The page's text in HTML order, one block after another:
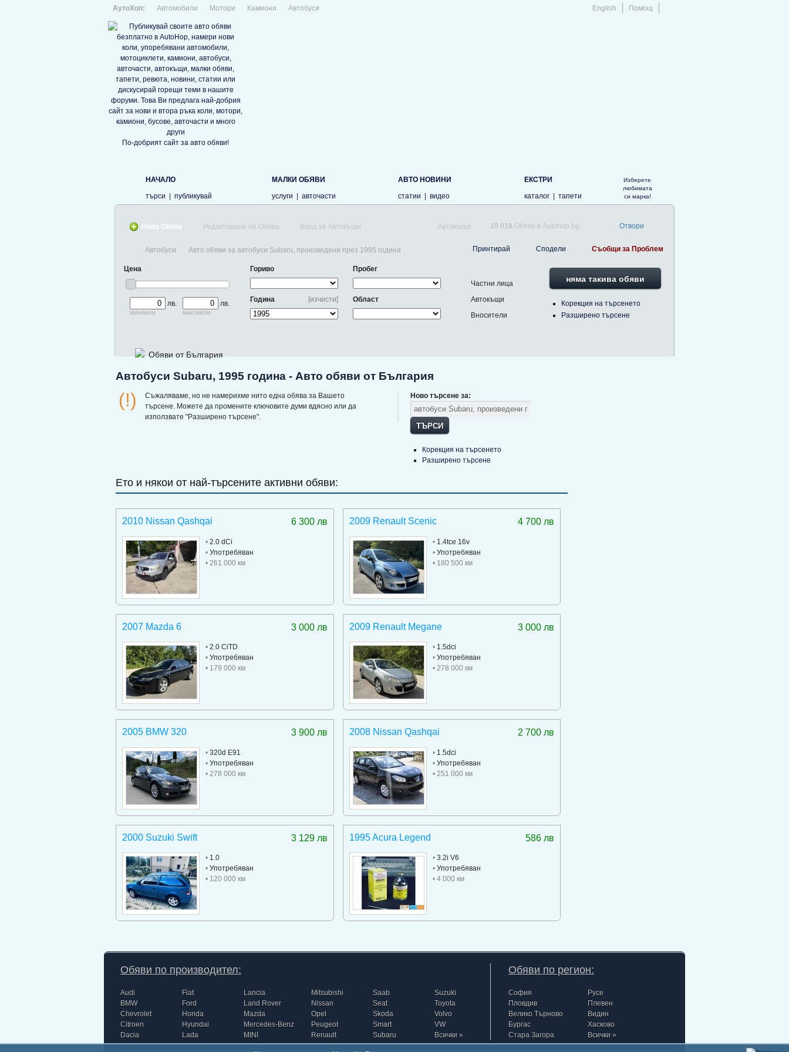
English Помощ
АутоХоп: Автомобили Мотори Камиони Автобуси
По-добрият сайт за авто обяви!
НАЧАЛО
търси
публикувай
МАЛКИ ОБЯВИ
услуги
авточасти
АВТО НОВИНИ
статии
видео
ЕКСТРИ
каталог
тапети
Изберете
любимата
си марка!
Нова Обява Редактиране на Обява Вход за Автокъщи Автокъщи 10 018 Обяви в Autohop.bg Отвори
Принтирай Сподели Съобщи за Проблем
Автобуси Авто обяви за автобуси Subaru, произведени през 1995 година
Цена
лв.
минимум
лв.
максимум
Гориво
[изчисти]
Година
Пробег
Област
Частни лица
Автокъщи
Вносители
няма такива обяви
Корекция на търсенето
Разширено търсене
Обяви от България
Автобуси Subaru, 1995 година - Авто обяви от България
(!)
Съжаляваме, но не намерихме нито една обява за Вашето
търсене. Можете да промените ключовите думи вдясно или да
използвате "Разширено търсене".
Ново търсене за:
ТЪРСИ
Корекция на търсенето
Разширено търсене
Ето и някои от най-търсените активни обяви:
6 300 лв
2010 Nissan Qashqai
• 2.0 dCi
• Употребяван
• 261 000 км
4 700 лв
2009 Renault Scenic
•1.4tce 16v
•Употребяван
• 180 500 км
3 000 лв
2007 Mazda 6
• 2.0 CiTD
• Употребяван
• 179 000 км
3 000 лв
2009 Renault Megane
•1.5dci
•Употребяван
• 278 000 км
3 900 лв
2005 BMW 320
• 320d E91
• Употребяван
• 278 000 км
2 700 лв
2008 Nissan Qashqai
•1.5dci
•Употребяван
• 251 000 км
3 129 лв
2000 Suzuki Swift
• 1.0
• Употребяван
• 120 000 км
586 лв
1995 Acura Legend
•3.2i V6
•Употребяван
• 4 000 км
Обяви по производител:
Audi
BMW
Chevrolet
Citroen
Dacia
Fiat
Ford
Honda
Hyundai
Lada
Lancia
Land Rover
Mazda
Mercedes-Benz
MINI
Mitsubishi
Nissan
Opel
Peugeot
Renault
Saab
Seat
Skoda
Smart
Subaru
Suzuki
Toyota
Volvo
VW
Всички »
Обяви по регион:
София
Пловдив
Велико Търново
Бургас
Стара Загора
Русе
Плевен
Видин
Хасково
Всички »